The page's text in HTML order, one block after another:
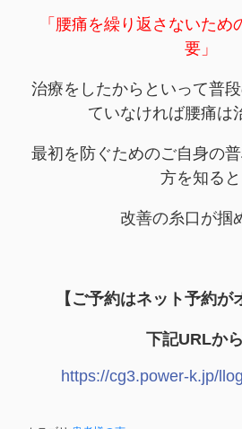
「腰痛を繰り返さないため
要」
治療をしたからといって普
ていなければ腰痛は
最初を防ぐためのご自身の
方を知ると
改善の糸口が掴
【ご予約はネット予約が
下記URLか
https://cg3.power-k.jp/